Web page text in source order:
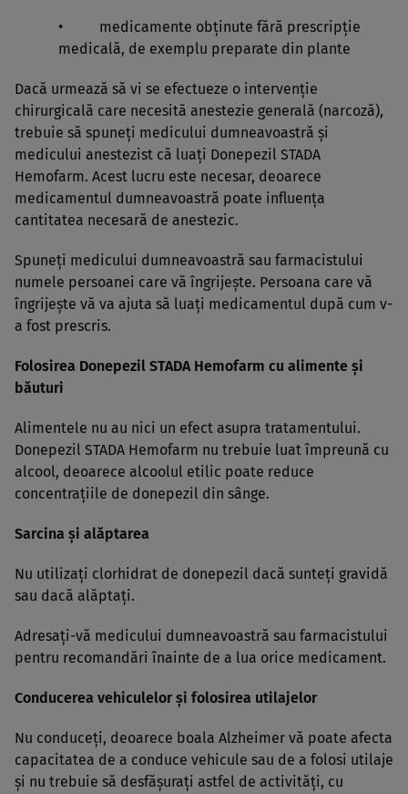
• medicamente obţinute fără prescripţie
medicală, de exemplu preparate din plante
Dacă urmează să vi se efectueze o intervenţie
chirurgicală care necesită anestezie generală (narcoză),
trebuie să spuneţi medicului dumneavoastră şi
medicului anestezist că luaţi Donepezil STADA
Hemofarm. Acest lucru este necesar, deoarece
medicamentul dumneavoastră poate influenţa
cantitatea necesară de anestezic.
Spuneţi medicului dumneavoastră sau farmacistului
numele persoanei care vă îngrijeşte. Persoana care vă
îngrijeşte vă va ajuta să luaţi medicamentul după cum v-
a fost prescris.
Folosirea Donepezil STADA Hemofarm cu alimente şi
băuturi
Alimentele nu au nici un efect asupra tratamentului.
Donepezil STADA Hemofarm nu trebuie luat împreună cu
alcool, deoarece alcoolul etilic poate reduce
concentraţiile de donepezil din sânge.
Sarcina şi alăptarea
Nu utilizaţi clorhidrat de donepezil dacă sunteţi gravidă
sau dacă alăptaţi.
Adresaţi-vă medicului dumneavoastră sau farmacistului
pentru recomandări înainte de a lua orice medicament.
Conducerea vehiculelor şi folosirea utilajelor
Nu conduceţi, deoarece boala Alzheimer vă poate afecta
capacitatea de a conduce vehicule sau de a folosi utilaje
şi nu trebuie să desfăşuraţi astfel de activităţi, cu